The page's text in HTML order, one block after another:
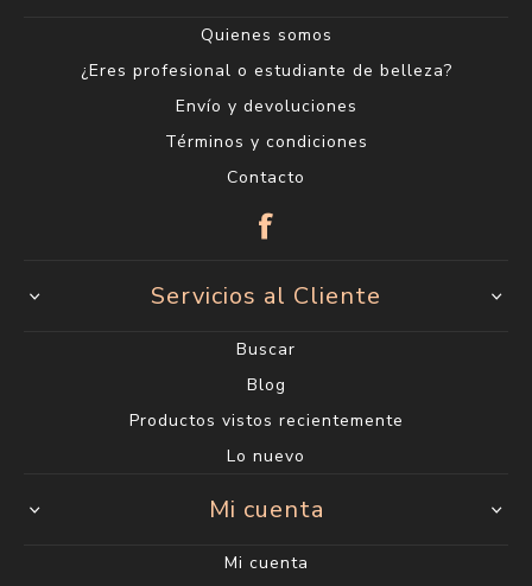
Quienes somos
¿Eres profesional o estudiante de belleza?
Envío y devoluciones
Términos y condiciones
Contacto
Servicios al Cliente
Buscar
Blog
Productos vistos recientemente
Lo nuevo
Mi cuenta
Mi cuenta